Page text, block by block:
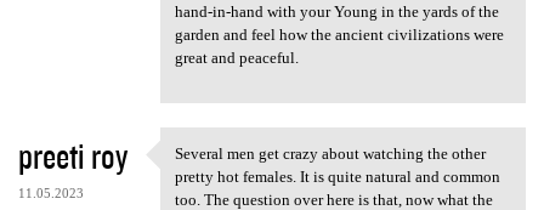
hand-in-hand with your Young in the yards of the
garden and feel how the ancient civilizations were
great and peaceful.
preeti roy
11.05.2023
Several men get crazy about
Several men get crazy about watching the other
pretty hot females. It is quite natural and common
too. The question over here is that, now what the